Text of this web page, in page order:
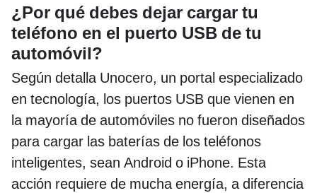
¿Por qué debes dejar cargar tu
teléfono en el puerto USB de tu
automóvil?
Según detalla Unocero, un portal especializado
en tecnología, los puertos USB que vienen en
la mayoría de automóviles no fueron diseñados
para cargar las baterías de los teléfonos
inteligentes, sean Android o iPhone. Esta
acción requiere de mucha energía, a diferencia